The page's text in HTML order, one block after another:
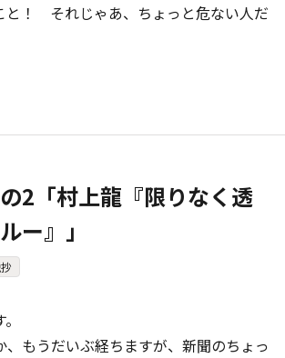
と！ それじゃあ、ちょっと危ない人だ
2「村上龍『限りなく透
ー』」
、もうだいぶ経ちますが、新聞のちょっ